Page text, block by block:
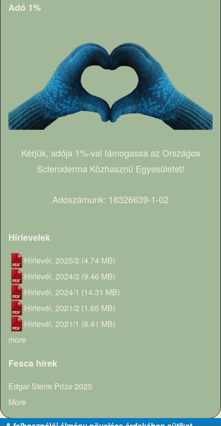
Adó 1%
Kérjük, adója 1%-val támogassa az Országos
Scleroderma Közhasznú Egyesületet!
Adószámunk: 18326639-1-02
Hírlevelek
Hírlevél, 2025/2 (4.74 MB)
Hírlevél, 2024/2 (9.46 MB)
Hírlevél, 2024/1 (14.31 MB)
Hírlevél, 2021/2 (1.65 MB)
Hírlevél, 2021/1 (8.41 MB)
more
Fesca hírek
Edgar Stene Prize 2025
More